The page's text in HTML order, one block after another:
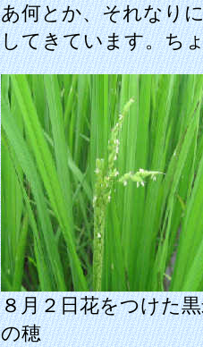
あ何とか、それなり
してきています。ち
８月２日花をつけた
の穂